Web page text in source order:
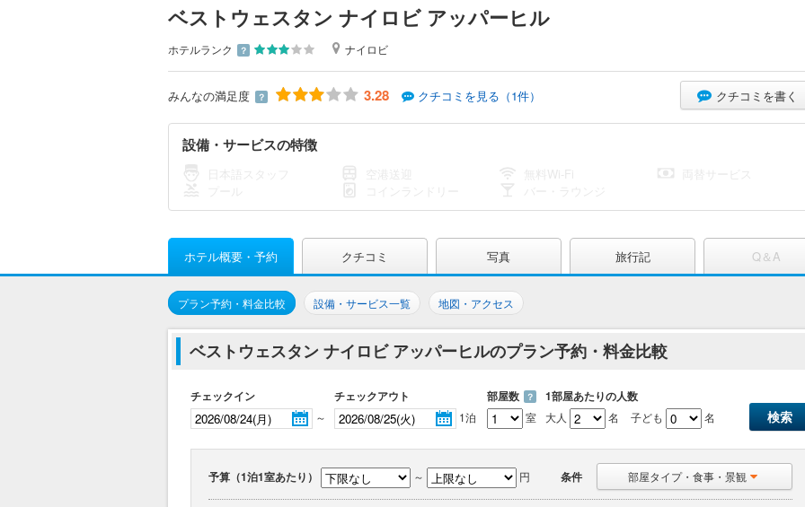
ベストウェスタン ナイロビ アッパーヒル
ホテルランク ？ ナイロビ
みんなの満足度 ？ 3.28 クチコミを見る（1件） クチコミを書く
設備・サービスの特徴
ホテル概要・予約 クチコミ 写真 旅行記 Q＆A
プラン予約・料金比較 設備・サービス一覧 地図・アクセス
ベストウェスタン ナイロビ アッパーヒルのプラン予約・料金比較
チェックイン
～
チェックアウト
1泊
部屋数 ？
室
1部屋あたりの人数
大人 名 子ども 名
予算（1泊1室あたり） ～ 円 条件 部屋タイプ・食事・景観